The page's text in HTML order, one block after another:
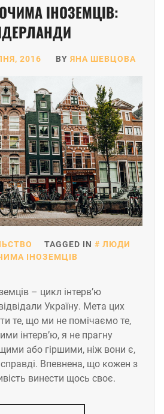
ІНОЗЕМЦІВ:
2016 BY ЯНА ШЕВЦОВА
TAGGED IN
ЛЮДИ
ІНОЗЕМЦІВ
– цикл інтерв’ю
Україну. Мета цих
те, що ми не помічаємо те,
інтерв’ю, я не прагну
або гіршими, ніж вони є,
Впевнена, що кожен з
винести щось своє.